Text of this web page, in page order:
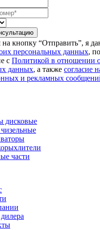
кнопку “Отправить”, я
персональных данных,
с Политикой в отношении
данных, а также согласие
и рекламных
дисковые
части